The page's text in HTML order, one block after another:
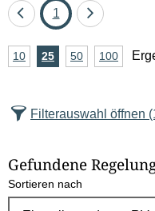
Eine
zurück
Seite
1
Eine
vor
A
z
l
E
10Ergebnisse
25Ergebnisse
50Ergebnisse
100
Filterauswahl öffnen
Gefundene
Sortieren nach